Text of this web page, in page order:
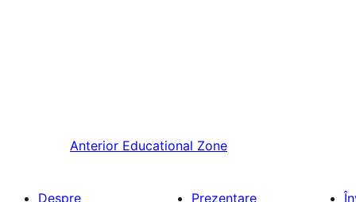
Anterior Educational Zone
Despre Prezentare